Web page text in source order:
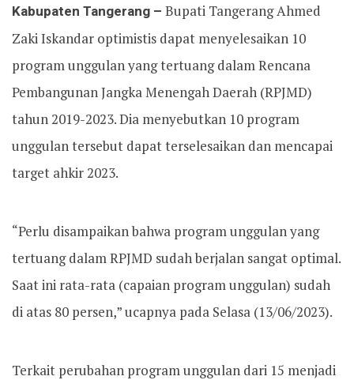
Kabupaten Tangerang – Bupati Tangerang Ahmed
Zaki Iskandar optimistis dapat menyelesaikan 10
program unggulan yang tertuang dalam Rencana
Pembangunan Jangka Menengah Daerah (RPJMD)
tahun 2019-2023. Dia menyebutkan 10 program
unggulan tersebut dapat terselesaikan dan mencapai
target ahkir 2023.
“Perlu disampaikan bahwa program unggulan yang
tertuang dalam RPJMD sudah berjalan sangat optimal.
Saat ini rata-rata (capaian program unggulan) sudah
di atas 80 persen,” ucapnya pada Selasa (13/06/2023).
Terkait perubahan program unggulan dari 15 menjadi